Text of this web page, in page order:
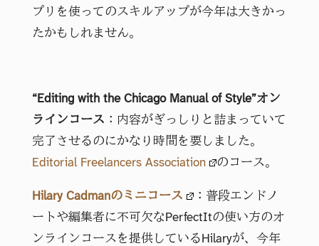
プリを使ってのスキルアップが今年は大きかっ
たかもしれません。
“Editing with the Chicago Manual of Style”オン
ラインコース ：内容がぎっしりと詰まっていて
完了させるのにかなり時間を要しました。
Editorial Freelancers Association
のコース。
Hilary Cadmanのミニコース
：普段エンドノ
ートや編集者に不可欠なPerfectItの使い方のオ
ンラインコースを提供しているHilaryが、今年